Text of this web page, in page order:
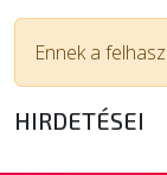
SZERSZÁM,
Ennek a
HIRDETÉSEI